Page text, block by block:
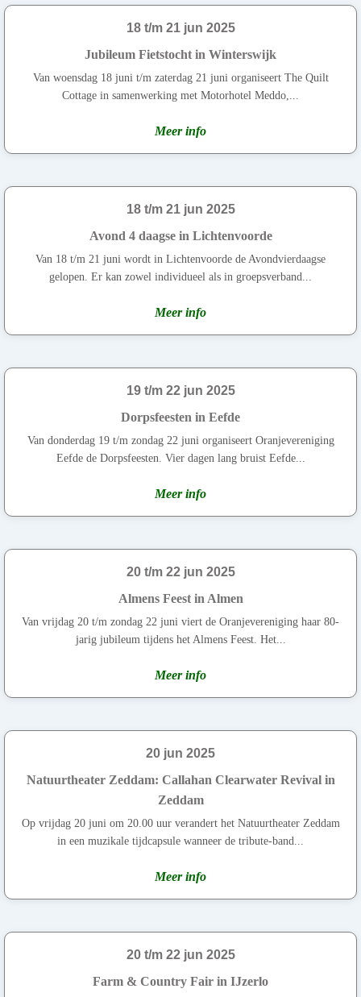
18 t/m 21 jun 2025
Jubileum Fietstocht in Winterswijk
Van woensdag 18 juni t/m zaterdag 21 juni organiseert The Quilt
Cottage in samenwerking met Motorhotel Meddo,...
Meer info
18 t/m 21 jun 2025
Avond 4 daagse in Lichtenvoorde
Van 18 t/m 21 juni wordt in Lichtenvoorde de Avondvierdaagse
gelopen. Er kan zowel individueel als in groepsverband...
Meer info
19 t/m 22 jun 2025
Dorpsfeesten in Eefde
Van donderdag 19 t/m zondag 22 juni organiseert Oranjevereniging
Eefde de Dorpsfeesten. Vier dagen lang bruist Eefde...
Meer info
20 t/m 22 jun 2025
Almens Feest in Almen
Van vrijdag 20 t/m zondag 22 juni viert de Oranjevereniging haar 80-
jarig jubileum tijdens het Almens Feest. Het...
Meer info
20 jun 2025
Natuurtheater Zeddam: Callahan Clearwater Revival in
Zeddam
Op vrijdag 20 juni om 20.00 uur verandert het Natuurtheater Zeddam
in een muzikale tijdcapsule wanneer de tribute-band...
Meer info
20 t/m 22 jun 2025
Farm & Country Fair in IJzerlo